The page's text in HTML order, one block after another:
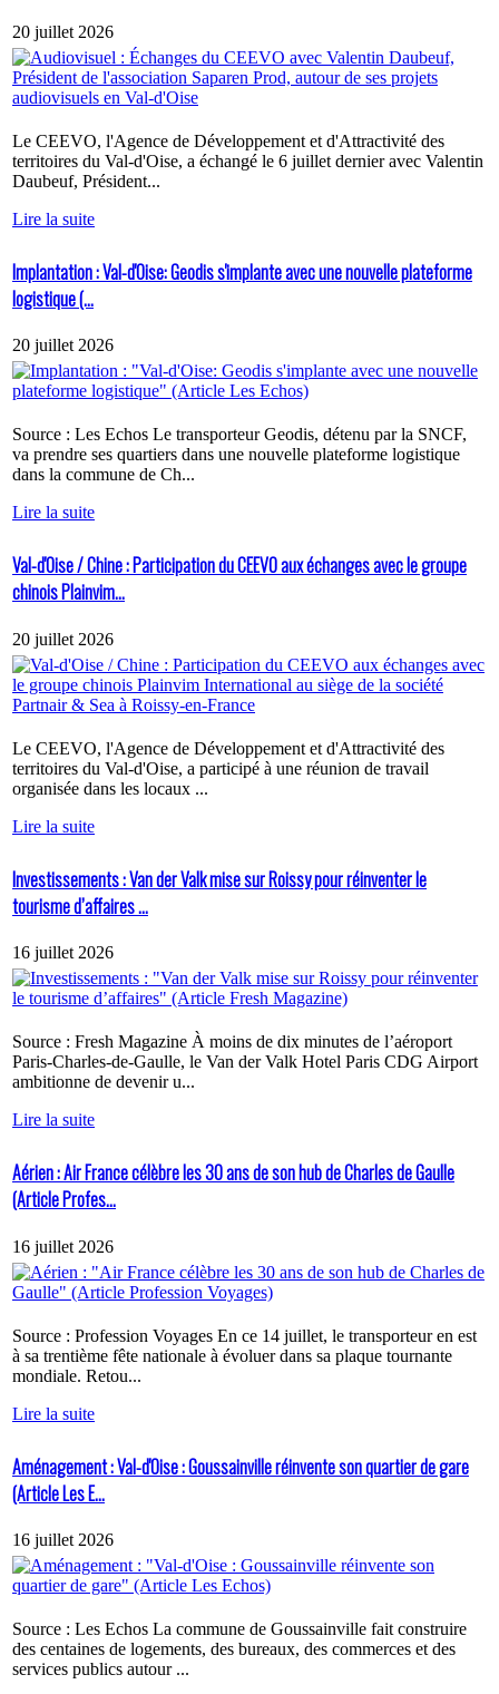
20 juillet 2026
Le CEEVO, l'Agence de Développement et d'Attractivité des
territoires du Val-d'Oise, a échangé le 6 juillet dernier avec Valentin
Daubeuf, Président...
Lire la suite
Implantation : Val-d'Oise: Geodis s'implante avec une nouvelle plateforme
logistique (...
20 juillet 2026
Source : Les Echos Le transporteur Geodis, détenu par la SNCF,
va prendre ses quartiers dans une nouvelle plateforme logistique
dans la commune de Ch...
Lire la suite
Val-d'Oise / Chine : Participation du CEEVO aux échanges avec le groupe
chinois Plainvim...
20 juillet 2026
Le CEEVO, l'Agence de Développement et d'Attractivité des
territoires du Val-d'Oise, a participé à une réunion de travail
organisée dans les locaux ...
Lire la suite
Investissements : Van der Valk mise sur Roissy pour réinventer le
tourisme d’affaires ...
16 juillet 2026
Source : Fresh Magazine À moins de dix minutes de l’aéroport
Paris-Charles-de-Gaulle, le Van der Valk Hotel Paris CDG Airport
ambitionne de devenir u...
Lire la suite
Aérien : Air France célèbre les 30 ans de son hub de Charles de Gaulle
(Article Profes...
16 juillet 2026
Source : Profession Voyages En ce 14 juillet, le transporteur en est
à sa trentième fête nationale à évoluer dans sa plaque tournante
mondiale. Retou...
Lire la suite
Aménagement : Val-d'Oise : Goussainville réinvente son quartier de gare
(Article Les E...
16 juillet 2026
Source : Les Echos La commune de Goussainville fait construire
des centaines de logements, des bureaux, des commerces et des
services publics autour ...